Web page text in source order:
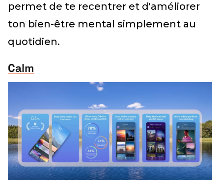
permet de te recentrer et d'améliorer
ton bien-être mental simplement au
quotidien.
Calm